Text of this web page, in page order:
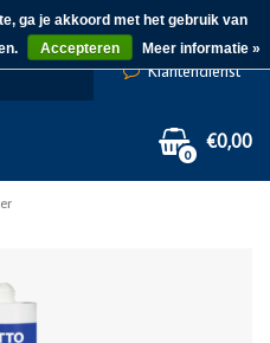
Klantendienst
0
€0,00
ga je akkoord met het gebruik van
Accepteren Meer informatie »